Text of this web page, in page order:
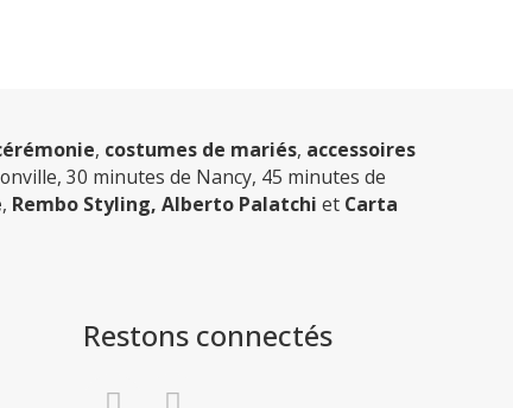
, costumes de mariés, accessoires
30 minutes de Nancy, 45 minutes de
, Rembo Styling, Alberto Palatchi etCarta
Restons connectés